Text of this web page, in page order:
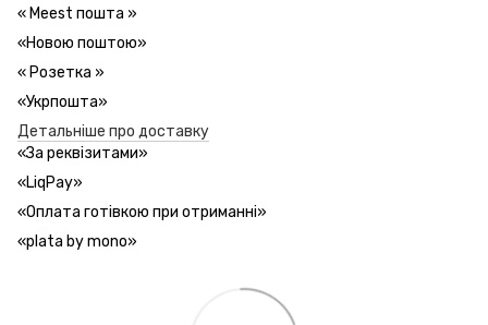
« Meest пошта »
«Новою поштою»
« Розетка »
«Укрпошта»
Детальніше про доставку
«За реквізитами»
«LiqPay»
«Оплата готівкою при отриманні»
«plata by mono»